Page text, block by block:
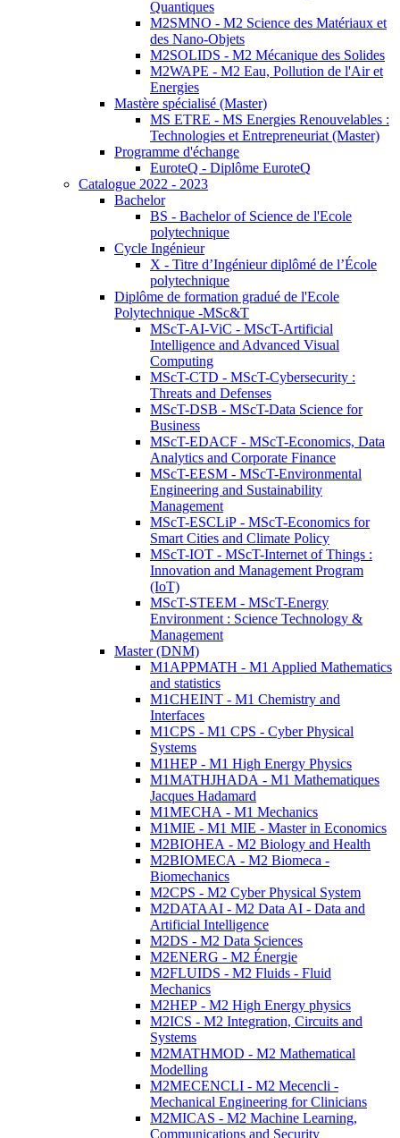
Quantiques
M2SMNO - M2 Science des Matériaux et
des Nano-Objets
M2SOLIDS - M2 Mécanique des Solides
M2WAPE - M2 Eau, Pollution de l'Air et
Energies
Mastère spécialisé (Master)
MS ETRE - MS Energies Renouvelables :
Technologies et Entrepreneuriat (Master)
Programme d'échange
EuroteQ - Diplôme EuroteQ
Catalogue 2022 - 2023
Bachelor
BS - Bachelor of Science de l'Ecole
polytechnique
Cycle Ingénieur
X - Titre d’Ingénieur diplômé de l’École
polytechnique
Diplôme de formation gradué de l'Ecole
Polytechnique -MSc&T
MScT-AI-ViC - MScT-Artificial
Intelligence and Advanced Visual
Computing
MScT-CTD - MScT-Cybersecurity :
Threats and Defenses
MScT-DSB - MScT-Data Science for
Business
MScT-EDACF - MScT-Economics, Data
Analytics and Corporate Finance
MScT-EESM - MScT-Environmental
Engineering and Sustainability
Management
MScT-ESCLiP - MScT-Economics for
Smart Cities and Climate Policy
MScT-IOT - MScT-Internet of Things :
Innovation and Management Program
(IoT)
MScT-STEEM - MScT-Energy
Environment : Science Technology &
Management
Master (DNM)
M1APPMATH - M1 Applied Mathematics
and statistics
M1CHEINT - M1 Chemistry and
Interfaces
M1CPS - M1 CPS - Cyber Physical
Systems
M1HEP - M1 High Energy Physics
M1MATHJHADA - M1 Mathematiques
Jacques Hadamard
M1MECHA - M1 Mechanics
M1MIE - M1 MIE - Master in Economics
M2BIOHEA - M2 Biology and Health
M2BIOMECA - M2 Biomeca -
Biomechanics
M2CPS - M2 Cyber Physical System
M2DATAAI - M2 Data AI - Data and
Artificial Intelligence
M2DS - M2 Data Sciences
M2ENERG - M2 Énergie
M2FLUIDS - M2 Fluids - Fluid
Mechanics
M2HEP - M2 High Energy physics
M2ICS - M2 Integration, Circuits and
Systems
M2MATHMOD - M2 Mathematical
Modelling
M2MECENCLI - M2 Mecencli -
Mechanical Engineering for Clinicians
M2MICAS - M2 Machine Learning,
Communications and Security